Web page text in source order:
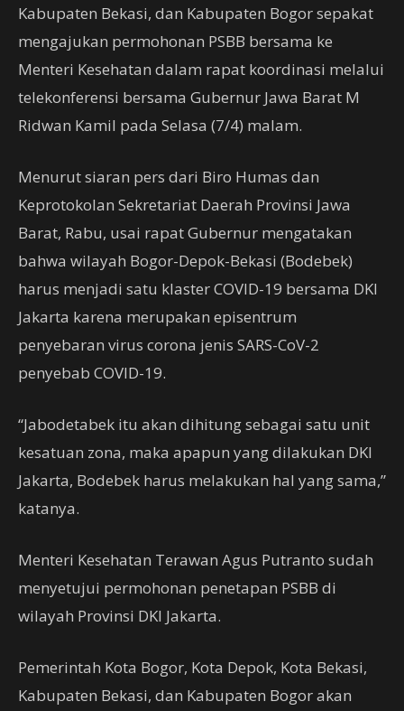
Kabupaten Bekasi, dan Kabupaten Bogor sepakat
mengajukan permohonan PSBB bersama ke
Menteri Kesehatan dalam rapat koordinasi melalui
telekonferensi bersama Gubernur Jawa Barat M
Ridwan Kamil pada Selasa (7/4) malam.
Menurut siaran pers dari Biro Humas dan
Keprotokolan Sekretariat Daerah Provinsi Jawa
Barat, Rabu, usai rapat Gubernur mengatakan
bahwa wilayah Bogor-Depok-Bekasi (Bodebek)
harus menjadi satu klaster COVID-19 bersama DKI
Jakarta karena merupakan episentrum
penyebaran virus corona jenis SARS-CoV-2
penyebab COVID-19.
“Jabodetabek itu akan dihitung sebagai satu unit
kesatuan zona, maka apapun yang dilakukan DKI
Jakarta, Bodebek harus melakukan hal yang sama,”
katanya.
Menteri Kesehatan Terawan Agus Putranto sudah
menyetujui permohonan penetapan PSBB di
wilayah Provinsi DKI Jakarta.
Pemerintah Kota Bogor, Kota Depok, Kota Bekasi,
Kabupaten Bekasi, dan Kabupaten Bogor akan